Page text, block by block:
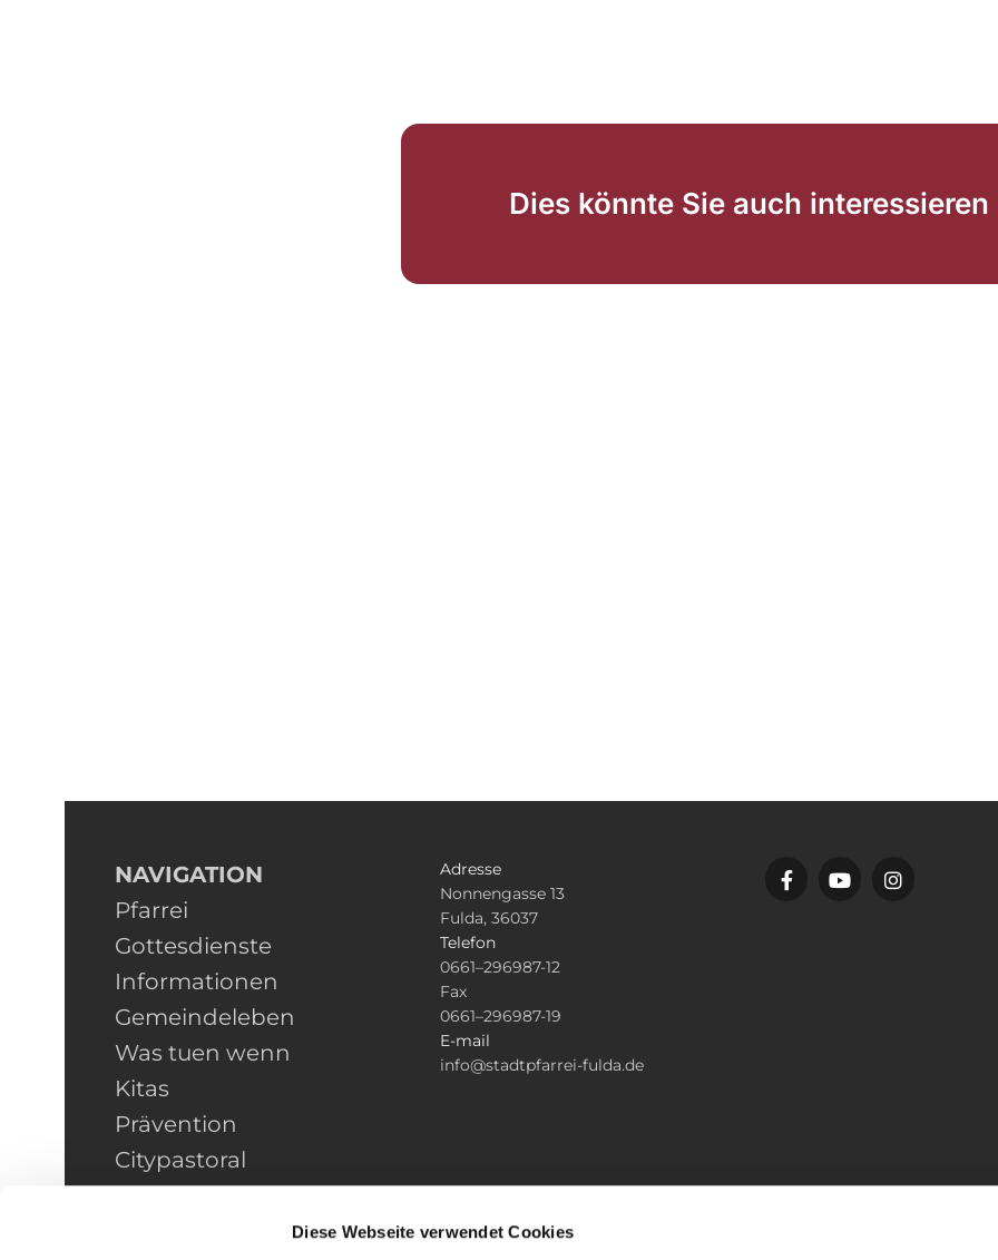
Diese Webseite verwendet Cookies
Dies könnte Sie auch interessieren
NAVIGATION
Pfarrei
Gottesdienste
Informationen
Gemeindeleben
Was tuen wenn
Kitas
Prävention
Citypastoral
Kontakt
HINWEISGEBERSCHUTZ
Adresse
Nonnengasse 13
Fulda, 36037
Telefon
0661–296987-12
Fax
0661–296987-19
E-mail
info@stadtpfarrei-fulda.de